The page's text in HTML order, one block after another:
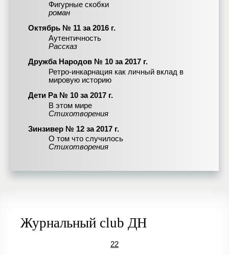
Фигурные скобки
роман
Октябрь № 11 за 2016 г.
Аутентичность
Рассказ
Дружба Народов № 10 за 2017 г.
Ретро-инкарнация как личный вклад в
мировую историю
Дети Ра № 10 за 2017 г.
В этом мире
Стихотворения
Зинзивер № 12 за 2017 г.
О том что случилось
Стихотворения
Журнальный club ДН
22